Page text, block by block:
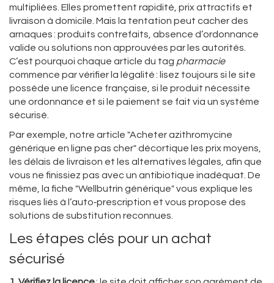
multipliées. Elles promettent rapidité, prix attractifs et
livraison à domicile. Mais la tentation peut cacher des
arnaques : produits contrefaits, absence d’ordonnance
valide ou solutions non approuvées par les autorités.
C’est pourquoi chaque article du tag pharmacie
commence par vérifier la légalité : lisez toujours si le site
possède une licence française, si le produit nécessite
une ordonnance et si le paiement se fait via un système
sécurisé.
Par exemple, notre article "Acheter azithromycine
générique en ligne pas cher" décortique les prix moyens,
les délais de livraison et les alternatives légales, afin que
vous ne finissiez pas avec un antibiotique inadéquat. De
même, la fiche "Wellbutrin générique" vous explique les
risques liés à l’auto‑prescription et vous propose des
solutions de substitution reconnues.
Les étapes clés pour un achat
sécurisé